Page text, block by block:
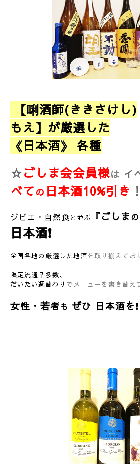
【唎酒師(ききさけし)
もえ】が厳選した
《日本酒》 各種
☆ごしま会会員様は イ
べての 日本酒10%引き ！
ジビエ・自然食と並ぶ 『ごしまの
日本酒❗
全国各地の厳選した地酒を取り揃えてお
限定流通品多数、
だいたい週替わり でメニューを書き替え
女性・若者も ぜひ 日本酒を❗